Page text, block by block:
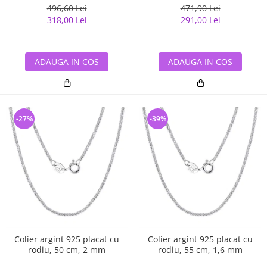
496,60 Lei
318,00 Lei
ADAUGA IN COS
471,90 Lei
291,00 Lei
ADAUGA IN COS
Colier argint 925 placat cu
rodiu, 50 cm, 2 mm
-27%
Colier argint 925 placat cu
rodiu, 55 cm, 1,6 mm
-39%